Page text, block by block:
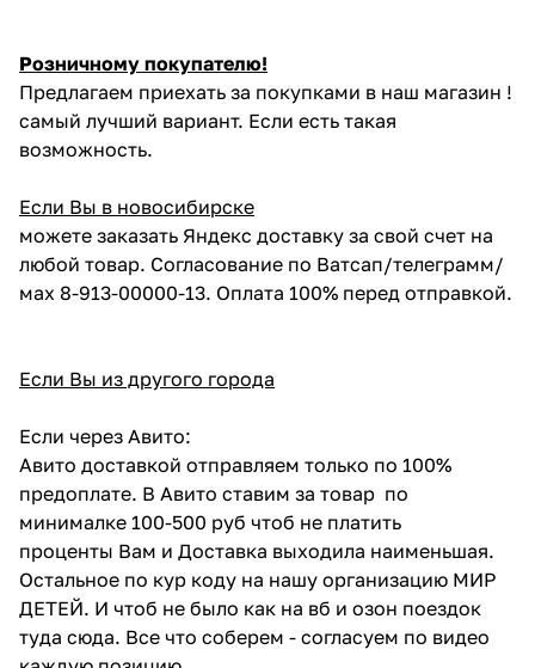
Розничному покупателю!
Предлагаем приехать за покупками в наш магазин !
самый лучший вариант. Если есть такая
возможность.
Если Вы в новосибирске
можете заказать Яндекс доставку за свой счет на
любой товар. Согласование по Ватсап/телеграмм/
мах 8-913-00000-13. Оплата 100% перед отправкой.
Если Вы из другого города
Если через Авито:
Авито доставкой отправляем только по 100%
предоплате. В Авито ставим за товар по
минималке 100-500 руб чтоб не платить
проценты Вам и Доставка выходила наименьшая.
Остальное по кур коду на нашу организацию МИР
ДЕТЕЙ. И чтоб не было как на вб и озон поездок
туда сюда. Все что соберем - согласуем по видео